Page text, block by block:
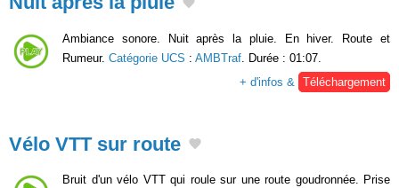
Ambiance sonore. Nuit après la pluie. En hiver. Route et
Rumeur. Catégorie UCS : AMBTraf . Durée : 01:07.
+ d'infos &
Téléchargement
Vélo VTT sur route
Bruit d'un vélo VTT qui roule sur une route goudronnée. Prise